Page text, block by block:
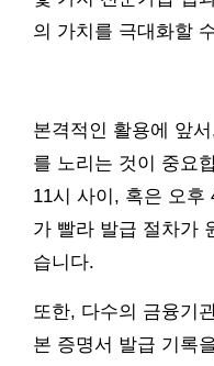
의 가치를 극대화할
본격적인 활용에 앞
를 노리는 것이 중요
11시 사이, 혹은 오후
가 빨라 발급 절차가
습니다.
또한, 다수의 금융기
본 증명서 발급 기록